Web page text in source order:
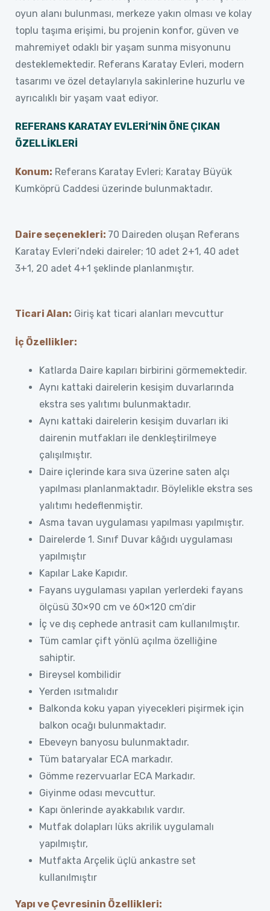
oyun alanı bulunması, merkeze yakın olması ve kolay
toplu taşıma erişimi, bu projenin konfor, güven ve
mahremiyet odaklı bir yaşam sunma misyonunu
desteklemektedir. Referans Karatay Evleri, modern
tasarımı ve özel detaylarıyla sakinlerine huzurlu ve
ayrıcalıklı bir yaşam vaat ediyor.
REFERANS KARATAY EVLERİ’NİN ÖNE ÇIKAN
ÖZELLİKLERİ
Konum: Referans Karatay Evleri; Karatay Büyük
Kumköprü Caddesi üzerinde bulunmaktadır.
Daire seçenekleri: 70 Daireden oluşan Referans
Karatay Evleri’ndeki daireler; 10 adet 2+1, 40 adet
3+1, 20 adet 4+1 şeklinde planlanmıştır.
Ticari Alan: Giriş kat ticari alanları mevcuttur
İç Özellikler:
Katlarda Daire kapıları birbirini görmemektedir.
Aynı kattaki dairelerin kesişim duvarlarında
ekstra ses yalıtımı bulunmaktadır.
Aynı kattaki dairelerin kesişim duvarları iki
dairenin mutfakları ile denkleştirilmeye
çalışılmıştır.
Daire içlerinde kara sıva üzerine saten alçı
yapılması planlanmaktadır. Böylelikle ekstra ses
yalıtımı hedeflenmiştir.
Asma tavan uygulaması yapılması yapılmıştır.
Dairelerde 1. Sınıf Duvar kâğıdı uygulaması
yapılmıştır
Kapılar Lake Kapıdır.
Fayans uygulaması yapılan yerlerdeki fayans
ölçüsü 30×90 cm ve 60×120 cm’dir
İç ve dış cephede antrasit cam kullanılmıştır.
Tüm camlar çift yönlü açılma özelliğine
sahiptir.
Bireysel kombilidir
Yerden ısıtmalıdır
Balkonda koku yapan yiyecekleri pişirmek için
balkon ocağı bulunmaktadır.
Ebeveyn banyosu bulunmaktadır.
Tüm bataryalar ECA markadır.
Gömme rezervuarlar ECA Markadır.
Giyinme odası mevcuttur.
Kapı önlerinde ayakkabılık vardır.
Mutfak dolapları lüks akrilik uygulamalı
yapılmıştır,
Mutfakta Arçelik üçlü ankastre set
kullanılmıştır
Yapı ve Çevresinin Özellikleri: